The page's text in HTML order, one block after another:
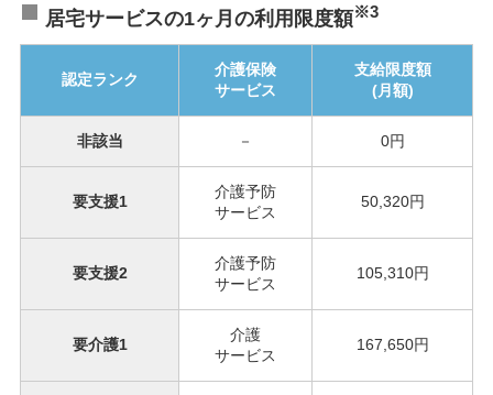
居宅サービスの1ヶ月の利用限度額※3
認定ランク
介護保険
サービス
支給限度額
(月額)
非該当 － 0円
要支援1
介護予防
サービス
50,320円
要支援2
介護予防
サービス
105,310円
要介護1
介護
サービス
167,650円